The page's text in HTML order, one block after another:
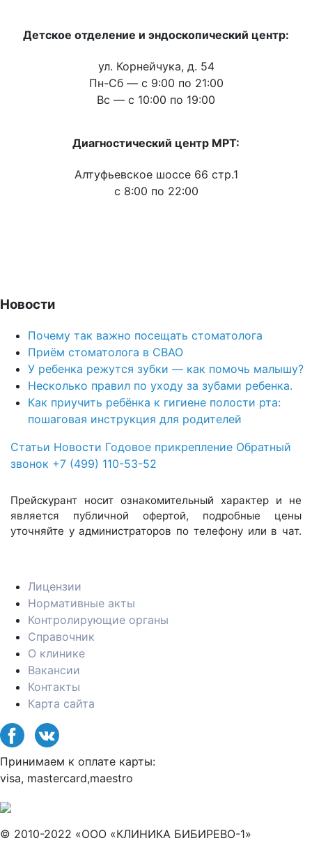
Детское отделение и эндоскопический центр:
ул. Корнейчука, д. 54
Пн-Сб — c 9:00 по 21:00
Вс — с 10:00 по 19:00
Диагностический центр МРТ:
Алтуфьевское шоссе 66 стр.1
c 8:00 по 22:00
Новости
Почему так важно посещать стоматолога
Приём стоматолога в СВАО
У ребенка режутся зубки — как помочь малышу?
Несколько правил по уходу за зубами ребенка.
Как приучить ребёнка к гигиене полости рта:
пошаговая инструкция для родителей
Статьи Новости Годовое прикрепление Обратный
звонок +7 (499) 110-53-52
Прейскурант носит ознакомительный характер и не
является публичной офертой, подробные цены
уточняйте у администраторов по телефону или в чат.
Лицензии
Нормативные акты
Контролирующие органы
Справочник
О клинике
Вакансии
Контакты
Карта сайта
Принимаем к оплате карты:
visa, mastercard,maestro
© 2010-2022 «ООО «КЛИНИКА БИБИРЕВО-1»